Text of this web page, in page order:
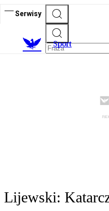
Serwisy
Sport
Lijewski: